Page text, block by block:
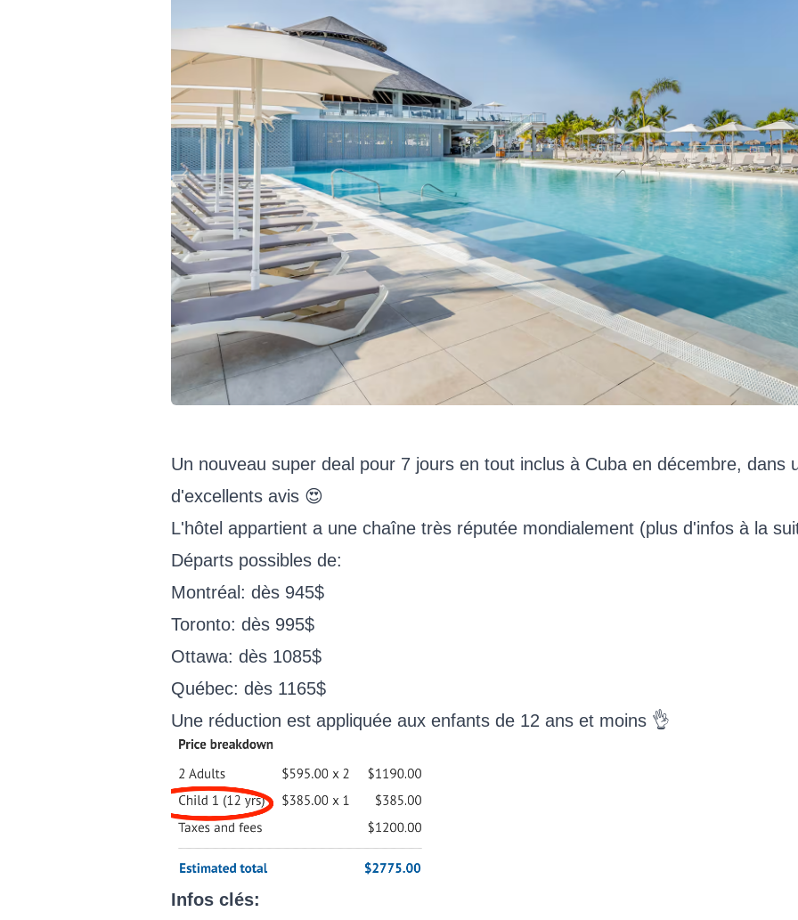
Un nouveau super deal pour 7 jours en tout inclus à Cuba en décembre, dans
d'excellents avis 😍
L'hôtel appartient a une chaîne très réputée mondialement (plus d'infos à la
Départs possibles de:
Montréal: dès 945$
Toronto: dès 995$
Ottawa: dès 1085$
Québec: dès 1165$
Une réduction est appliquée aux enfants de 12 ans et moins 👌
Infos clés: